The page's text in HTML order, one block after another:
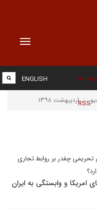
Toggle
ها
RSS
ENGLISH
اردیبهشت ۱۳۹۸
چقدر بر روابط تجاری
امریکا و وابستگی به ایران